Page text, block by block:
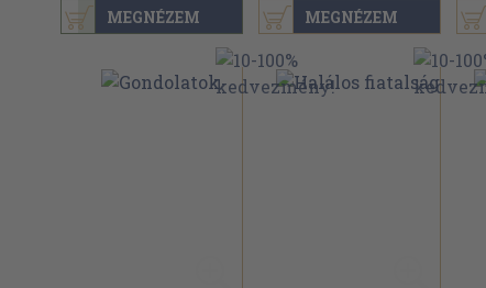
MEGNÉZEM MEGNÉZEM